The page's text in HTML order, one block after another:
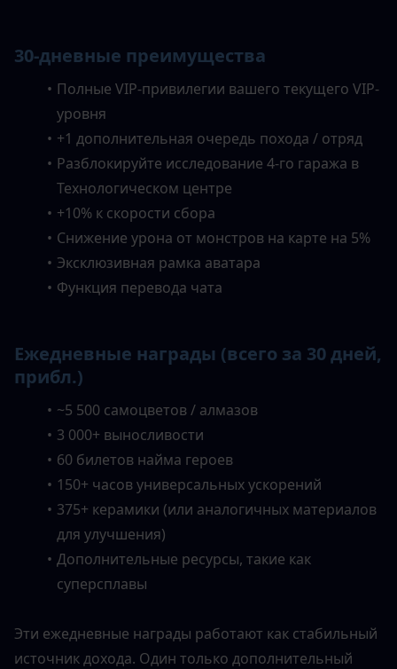
30-дневные преимущества
Полные VIP-привилегии вашего текущего VIP-
уровня
+1 дополнительная очередь похода / отряд
Разблокируйте исследование 4-го гаража в
Технологическом центре
+10% к скорости сбора
Снижение урона от монстров на карте на 5%
Эксклюзивная рамка аватара
Функция перевода чата
Ежедневные награды (всего за 30 дней,
прибл.)
~5 500 самоцветов / алмазов
3 000+ выносливости
60 билетов найма героев
150+ часов универсальных ускорений
375+ керамики (или аналогичных материалов
для улучшения)
Дополнительные ресурсы, такие как
суперсплавы
Эти ежедневные награды работают как стабильный
источник дохода. Один только дополнительный